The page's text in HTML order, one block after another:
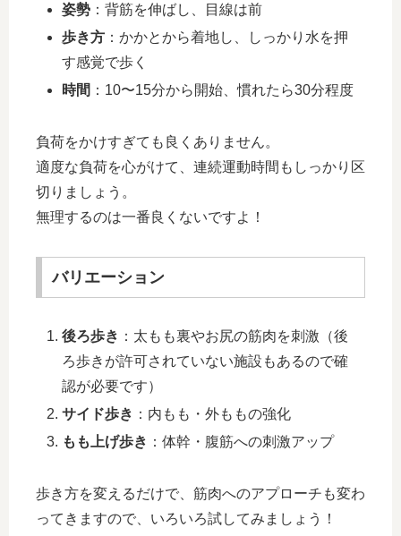
姿勢 ：背筋を伸ばし、目線は前
歩き方 ：かかとから着地し、しっかり水を押
す感覚で歩く
時間 ：10〜15分から開始、慣れたら30分程度
負荷をかけすぎても良くありません。
適度な負荷を心がけて、連続運動時間もしっかり区
切りましょう。
無理するのは一番良くないですよ！
バリエーション
後ろ歩き ：太もも裏やお尻の筋肉を刺激（後
ろ歩きが許可されていない施設もあるので確
認が必要です）
サイド歩き ：内もも・外ももの強化
もも上げ歩き ：体幹・腹筋への刺激アップ
歩き方を変えるだけで、筋肉へのアプローチも変わ
ってきますので、いろいろ試してみましょう！